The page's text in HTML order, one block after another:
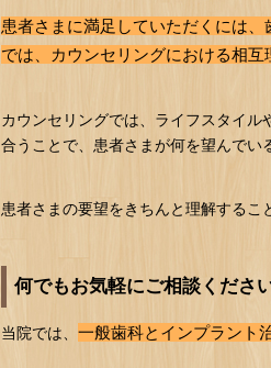
患者さまに満足していただくには
では、カウンセリングにおける相互
カウンセリングでは、ライフスタイル
合うことで、患者さまが何を望んでい
患者さまの要望をきちんと理解するこ
何でもお気軽にご相談ください
当院では、 一般歯科とインプラント